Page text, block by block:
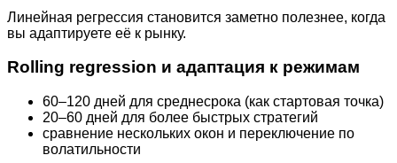
Линейная регрессия становится заметно полезнее, когда
вы адаптируете её к рынку.
Rolling regression и адаптация к режимам
60–120 дней для среднесрока (как стартовая точка)
20–60 дней для более быстрых стратегий
сравнение нескольких окон и переключение по
волатильности